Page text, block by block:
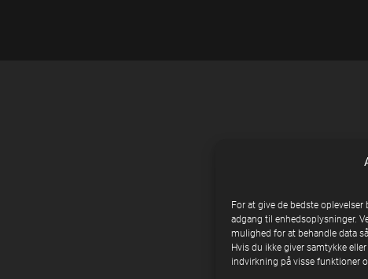
For at give de bedste
adgang til enhedsoplysninger.
mulighed for at behandle data
Hvis du ikke giver samtykke
indvirkning på visse funktioner